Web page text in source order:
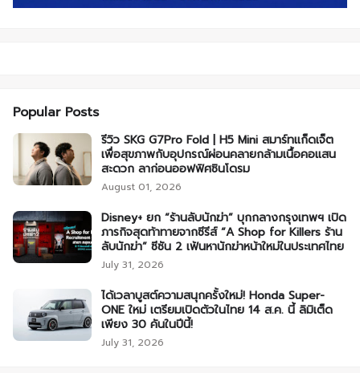
Popular Posts
รีวิว SKG G7Pro Fold | H5 Mini สมาร์ทแก็ดเจ็ต
เพื่อสุขภาพกับอุปกรณ์ผ่อนคลายกล้ามเนื้อคอแสน
สะดวก ลาก่อนออฟฟิศซินโดรม
August 01, 2026
Disney+ ยก “ร้านลับนักฆ่า” บุกกลางกรุงเทพฯ เปิด
ภารกิจสุดท้าทายจากซีรีส์ “A Shop for Killers ร้าน
ลับนักฆ่า” ซีซัน 2 เฟ้นหานักฆ่าหน้าใหม่ในประเทศไทย
July 31, 2026
ได้เวลาบูสต์ความสนุกครั้งใหม่! Honda Super-
ONE ใหม่ เตรียมเปิดตัวในไทย 14 ส.ค. นี้ ลิมิเต็ด
เพียง 30 คันในปีนี้!
July 31, 2026